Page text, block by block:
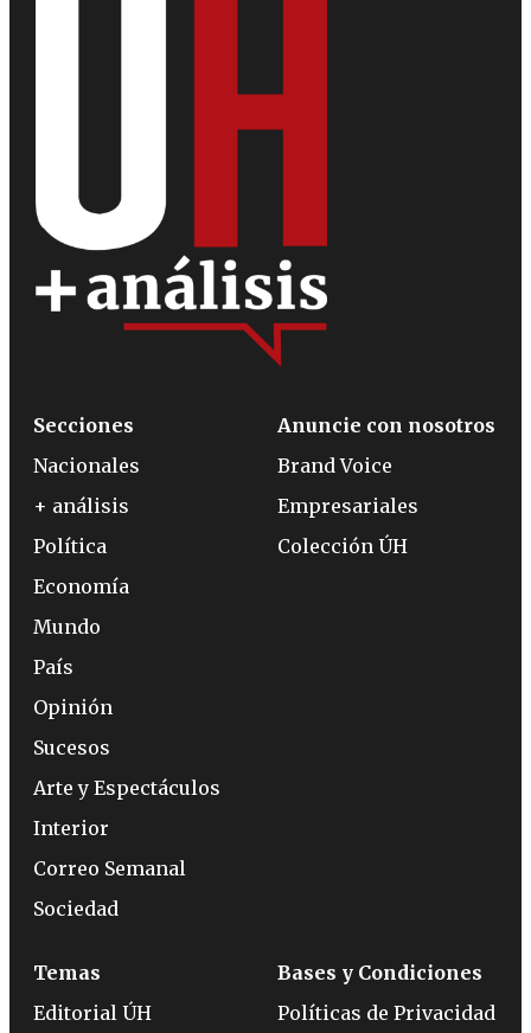
Secciones
Nacionales
+ análisis
Política
Economía
Mundo
País
Opinión
Sucesos
Arte y Espectáculos
Interior
Correo Semanal
Sociedad
Anuncie con nosotros
Brand Voice
Empresariales
Colección ÚH
Temas
Editorial ÚH
Bases y Condiciones
Políticas de Privacidad